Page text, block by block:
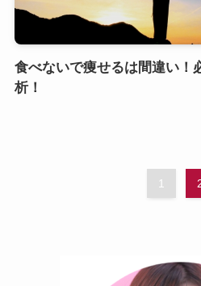
食べないで痩せるは間違い！
析！
1